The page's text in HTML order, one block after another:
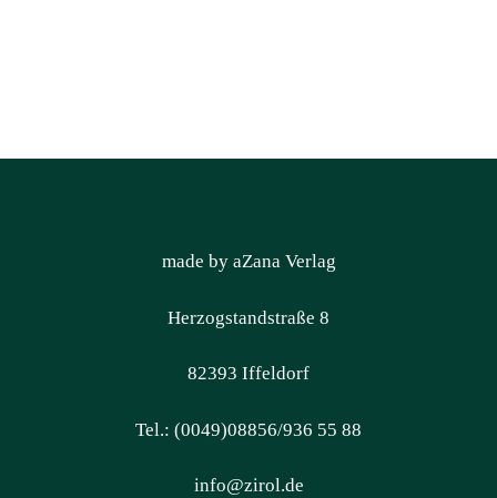
made by aZana Verlag
Herzogstandstraße 8
82393 Iffeldorf
Tel.: (0049)08856/936 55 88
info@zirol.de